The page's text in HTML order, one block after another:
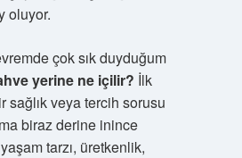
oluyor.
çok sık duyduğum
yerine ne içilir? İlk
sağlık veya tercih sorusu
biraz derine inince
tarzı, üretkenlik,